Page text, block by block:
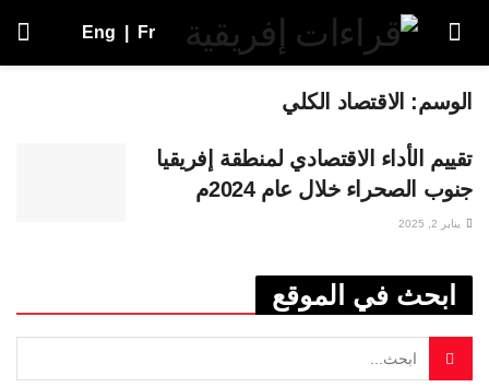
Eng Fr
الوسم: الاقتصاد الكلي
تقييم الأداء الاقتصادي لمنطقة إفريقيا
جنوب الصحراء خلال عام 2024م
يناير 2, 2025
ابحث في الموقع